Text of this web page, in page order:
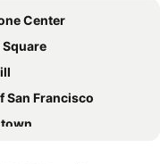
Center
San Francisco